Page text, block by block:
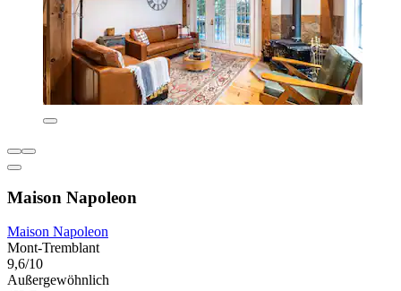
Maison Napoleon
Maison Napoleon
Mont-Tremblant
9,6/10
Außergewöhnlich